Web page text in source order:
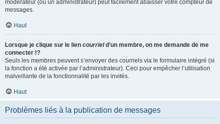
modérateur (ou un administrateur) peut facilement abaisser votre compteur de
messages.
Haut
Lorsque je clique sur le lien courrield’un membre, on me demande de me
connecter !?
Seuls les membres peuvent s’envoyer des courriels via le formulaire intégré (si
la fonction a été activée par l’administrateur). Ceci pour empêcher l’utilisation
malveillante de la fonctionnalité par les invités.
Haut
Problèmes liés à la publication de messages